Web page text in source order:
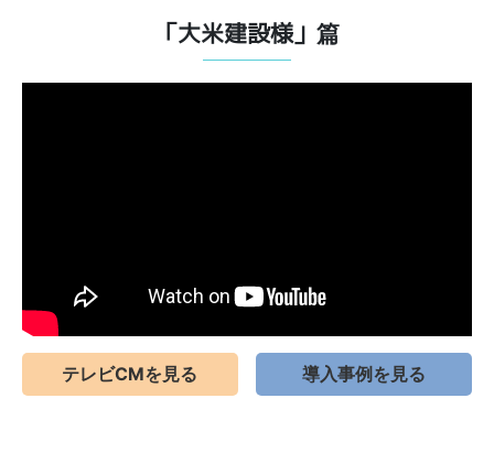
「大米建設様」篇
テレビCMを見る 導入事例を見る